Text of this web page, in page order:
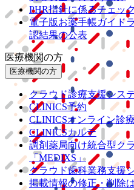
PHR指針に係るチェッ
電子版お薬手帳ガイド
認結果の公表
医療機関の方
医療機関の方
クラウド診療支援シス
CLINICS予約
CLINICSオンライン診療
CLINICSカルテ
調剤薬局向け統合型ク
「MEDIXS」
クラウド歯科業務支援
掲載情報の修正・削除